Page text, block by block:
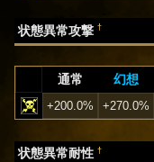
状態異常攻撃†
通常 幻想
+200.0% +270.0%
状態異常耐性†